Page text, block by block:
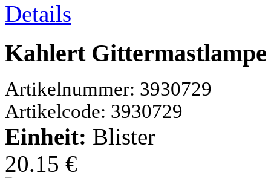
Details
Kahlert
Artikelnummer: 3930729
Artikelcode: 3930729
Einheit: Blister
20.15 €